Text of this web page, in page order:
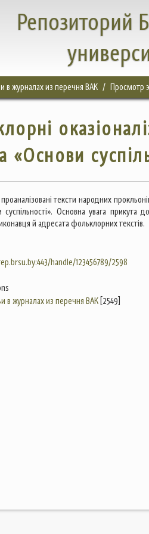
Репозиторий
в журналах из перечня ВАК Просмотр
«Основи
проаналізовані тексти народних
суспільності». Основна увага прикута
й адресата фольклорних текстів.
handle/123456789/2598
в журналах из перечня ВАК[2549]